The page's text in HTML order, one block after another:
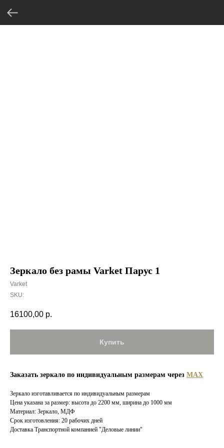
Зеркало без рамы Varket Парус 1
Varket
SKU:
16100,00 р.
Купить
Заказать зеркало по индивидуальным размерам через MAX
Зеркало изготавливается по индивидуальным размерам
Цена указана за размер: высота до 2200 мм, ширина до 1000 мм
Материал: Зеркало, МДФ
Срок изготовления: 20 рабочих дней
Доставка Транспортной компанией "Деловые линии"